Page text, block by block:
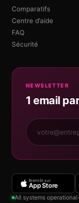
Comparatifs
Centre d’aide
FAQ
Sécurité
NEWSLETTER
1 email
Bientôt sur
App Store
All systems operational·